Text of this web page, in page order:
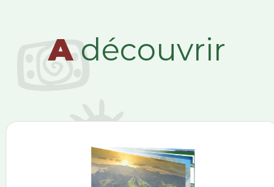
Adécouvrir